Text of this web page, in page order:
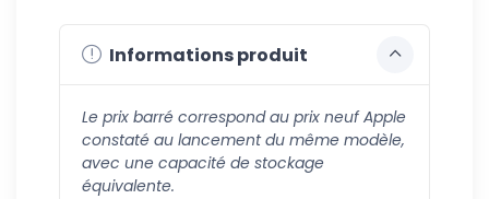
Informations produit
Le prix barré correspond au prix neuf Apple
constaté au lancement du même modèle,
avec une capacité de stockage
équivalente.